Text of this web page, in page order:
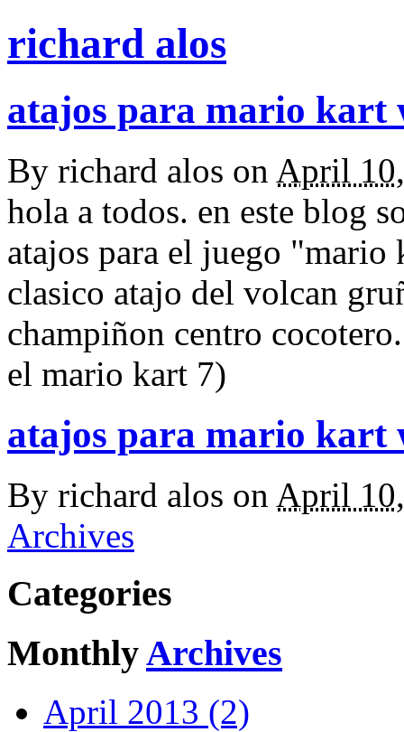
richard alos
atajos para mario kart
By richard alos on April
hola a todos. en este blog
atajos para el juego
clasico atajo del volcan
champiñon centro
el mario kart 7)
atajos para mario kart
By richard alos on April
Archives
Categories
MonthlyArchives
April 2013 (2)